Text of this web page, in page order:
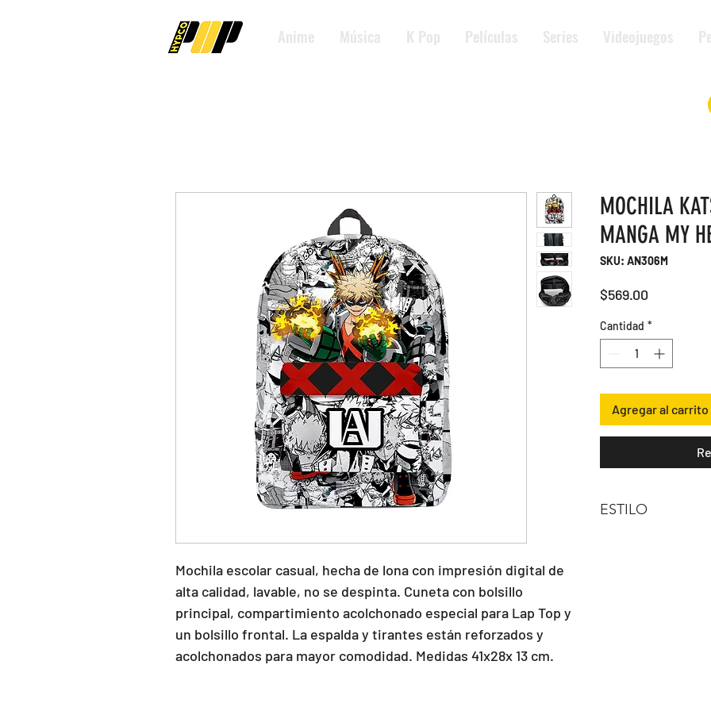
Anime Música K Pop Películas Series Videojuegos
Mochila escolar casual, hecha de lona con impresión digital de
alta calidad, lavable, no se despinta. Cuneta con bolsillo
principal, compartimiento acolchonado especial para Lap Top y
un bolsillo frontal. La espalda y tirantes están reforzados y
acolchonados para mayor comodidad. Medidas 41x28x 13 cm.
MOCHILA
MANGA MY
SKU: AN306M
$569.00
Cantidad *
Agregar al carrito
ESTILO